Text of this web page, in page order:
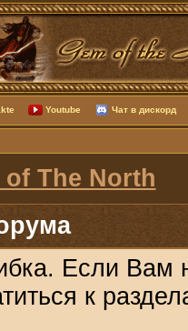
Youtube Чат в дискорд
The North
Если Вам
к